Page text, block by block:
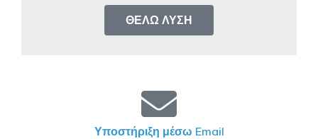
ΘΈΛΩ ΛΎΣΗ
Υποστήριξη μέσω Email